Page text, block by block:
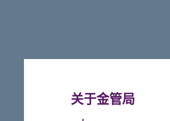
关于金管局